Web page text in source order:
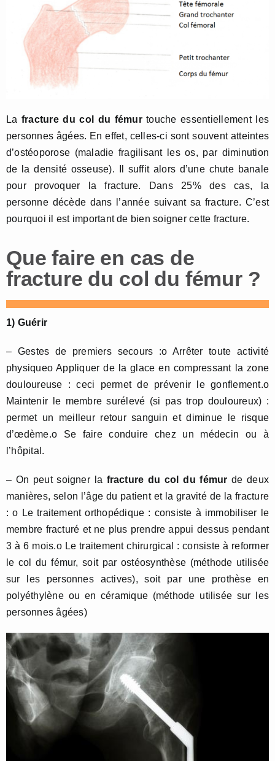
La fracture du col du fémurtouche essentiellement les
personnes âgées. En effet, celles-ci sont souvent atteintes
d’ostéoporose (maladie fragilisant les os, par diminution
de la densité osseuse). Il suffit alors d’une chute banale
pour provoquer la fracture. Dans 25% des cas, la
personne décède dans l’année suivant sa fracture. C’est
pourquoi il est important de bien soigner cette fracture.
Que faire en cas de
fracture du col du fémur ?
1) Guérir
– Gestes de premiers secours :o Arrêter toute activité
physiqueo Appliquer de la glace en compressant la zone
douloureuse : ceci permet de prévenir le gonflement.o
Maintenir le membre surélevé (si pas trop douloureux) :
permet un meilleur retour sanguin et diminue le risque
d’œdème.o Se faire conduire chez un médecin ou à
l’hôpital.
– On peut soigner la fracture du col du fémur de deux
manières, selon l’âge du patient et la gravité de la fracture
: o Le traitement orthopédique : consiste à immobiliser le
membre fracturé et ne plus prendre appui dessus pendant
3 à 6 mois.o Le traitement chirurgical : consiste à reformer
le col du fémur, soit par ostéosynthèse (méthode utilisée
sur les personnes actives), soit par une prothèse en
polyéthylène ou en céramique (méthode utilisée sur les
personnes âgées)